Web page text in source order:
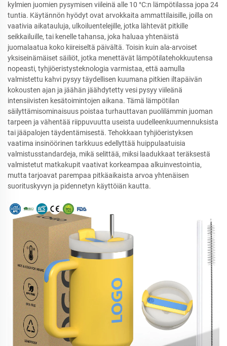
kylmien juomien pysymisen viileinä alle 10 °C:n lämpötilassa jopa 24
tuntia. Käytännön hyödyt ovat arvokkaita ammattilaisille, joilla on
vaativia aikatauluja, ulkoiluentelejille, jotka lähtevät pitkille
seikkailuille, tai kenelle tahansa, joka haluaa yhtenäistä
juomalaatua koko kiireiseltä päivältä. Toisin kuin ala-arvoiset
yksiseinämäiset säiliöt, jotka menettävät lämpötilatehokkuutensa
nopeasti, tyhjiöeristysteknologia varmistaa, että aamulla
valmistettu kahvi pysyy täydellisen kuumana pitkien iltapäivän
kokousten ajan ja jäähän jäähdytetty vesi pysyy viileänä
intensiivisten kesätoimintojen aikana. Tämä lämpötilan
säilyttämisominaisuus poistaa turhauttavan puolilämmin juoman
tarpeen ja vähentää riippuvuutta useista uudelleenkuumennuksista
tai jääpalojen täydentämisestä. Tehokkaan tyhjiöeristyksen
vaatima insinöörinen tarkkuus edellyttää huippulaatuisia
valmistusstandardeja, mikä selittää, miksi laadukkaat teräksestä
valmistetut matkakupit vaativat korkeampaa alkuinvestointia,
mutta tarjoavat parempaa pitkäaikaista arvoa yhtenäisen
suorituskyvyn ja pidennetyn käyttöiän kautta.